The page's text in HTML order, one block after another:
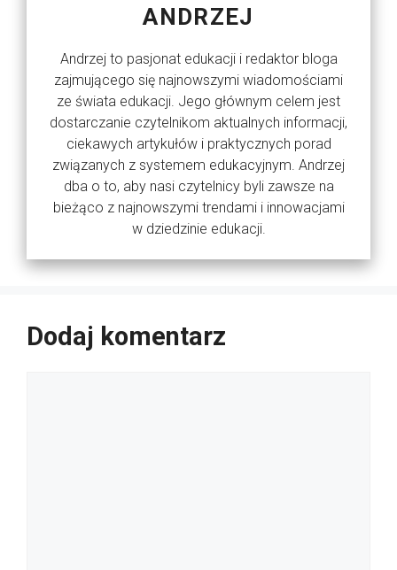
ANDRZEJ
Andrzej to pasjonat edukacji i redaktor bloga
zajmującego się najnowszymi wiadomościami
ze świata edukacji. Jego głównym celem jest
dostarczanie czytelnikom aktualnych informacji,
ciekawych artykułów i praktycznych porad
związanych z systemem edukacyjnym. Andrzej
dba o to, aby nasi czytelnicy byli zawsze na
bieżąco z najnowszymi trendami i innowacjami
w dziedzinie edukacji.
Dodaj komentarz